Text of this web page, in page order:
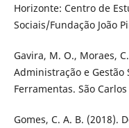
Horizonte: Centro de
Sociais/Fundação João
Gavira, M. O., Moraes,
Administração e Gestão
Ferramentas. São
Gomes, C. A. B. (2018).